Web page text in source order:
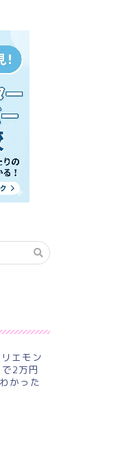
エモン
2万円
かった